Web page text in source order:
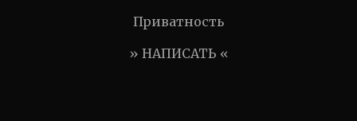
Приватность
» НАПИСАТЬ «